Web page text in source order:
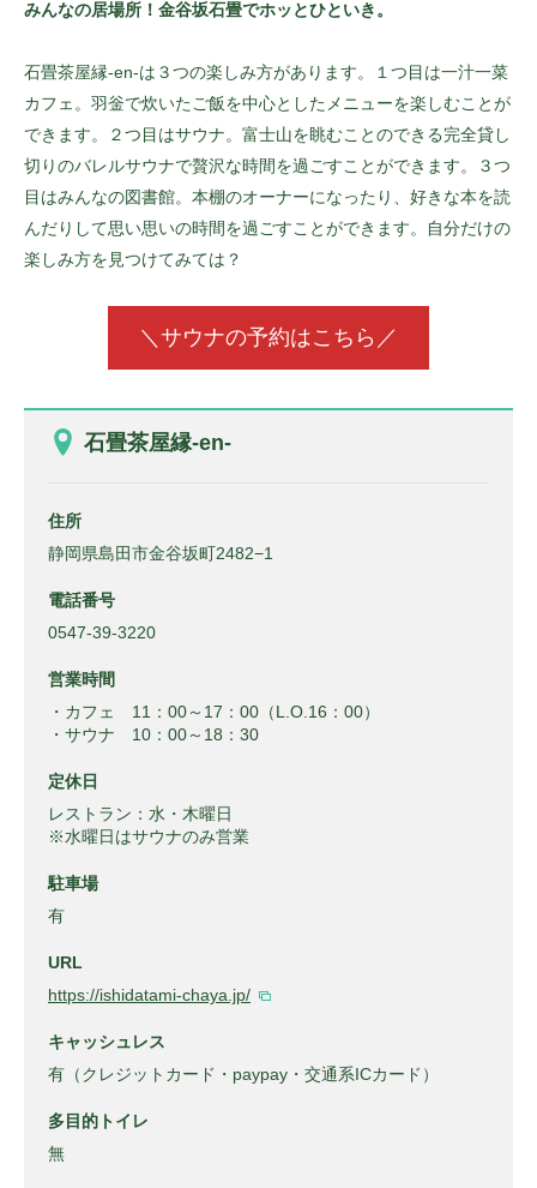
みんなの居場所！金谷坂石畳でホッとひといき。
石畳茶屋縁-en-は３つの楽しみ方があります。１つ目は一汁一菜
カフェ。羽釡で炊いたご飯を中心としたメニューを楽しむことが
できます。２つ目はサウナ。富士山を眺むことのできる完全貸し
切りのバレルサウナで贅沢な時間を過ごすことができます。３つ
目はみんなの図書館。本棚のオーナーになったり、好きな本を読
んだりして思い思いの時間を過ごすことができます。自分だけの
楽しみ方を見つけてみては？
＼サウナの予約はこちら／
石畳茶屋縁-en-
住所
静岡県島田市金谷坂町2482−1
電話番号
0547-39-3220
営業時間
・カフェ 11：00～17：00（L.O.16：00）
・サウナ 10：00～18：30
定休日
レストラン：水・木曜日
※水曜日はサウナのみ営業
駐車場
有
URL
https://ishidatami-chaya.jp/
キャッシュレス
有（クレジットカード・paypay・交通系ICカード）
多目的トイレ
無